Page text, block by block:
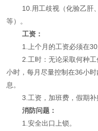
10.用工歧视（化验乙肝、
等）。
工资：
1.上个月的工资必须在30
2.工时：无论采取何种工
小时，每月尽量控制在36小
息。
3.工资，加班费，假期补
消防问题：
1.安全出口上锁。